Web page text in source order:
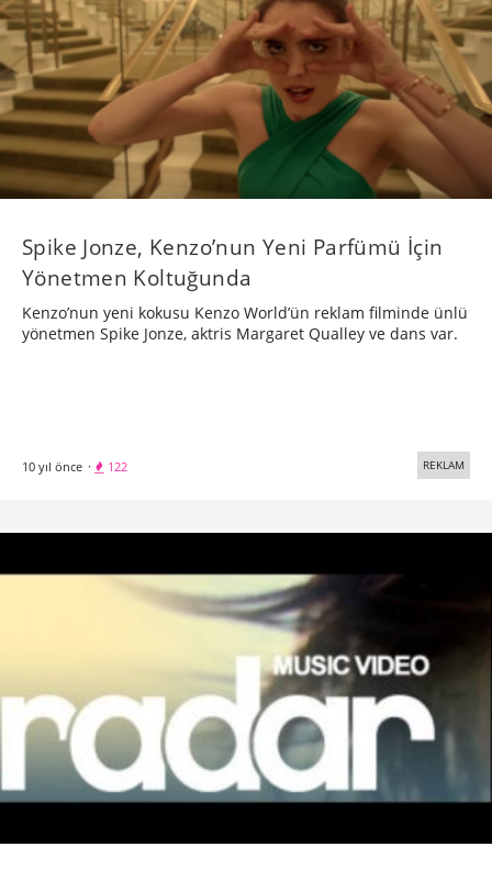
Spike Jonze, Kenzo’nun Yeni Parfümü İçin
Yönetmen Koltuğunda
Kenzo’nun yeni kokusu Kenzo World’ün reklam filminde ünlü
yönetmen Spike Jonze, aktris Margaret Qualley ve dans var.
10 yıl önce · 122 REKLAM